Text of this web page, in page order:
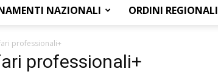
NAZIONALI ORDINI REGIONALI
professionali+
professionali+